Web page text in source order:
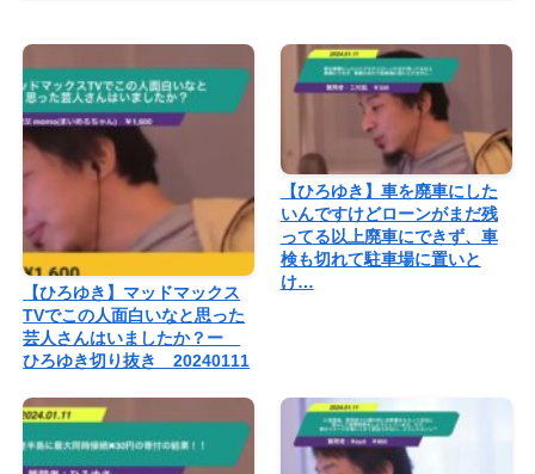
【ひろゆき】マッドマックス
TVでこの人面白いなと思った
芸人さんはいましたか？ー
ひろゆき切り抜き 20240111
【ひろゆき】車を廃車にした
いんですけどローンがまだ残
ってる以上廃車にできず、車
検も切れて駐車場に置いと
け…